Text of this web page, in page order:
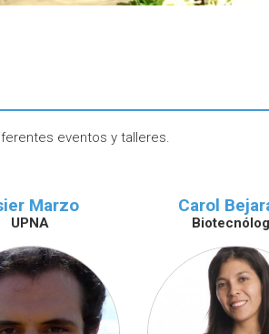
eventos y talleres.
Marzo
UPNA
Carol